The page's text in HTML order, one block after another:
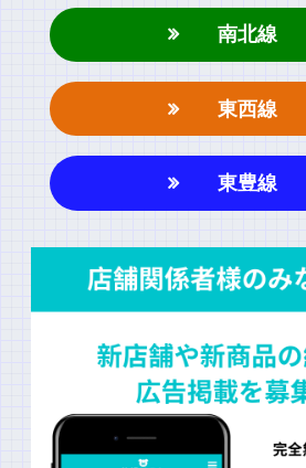
南北線
東西線
東豊線